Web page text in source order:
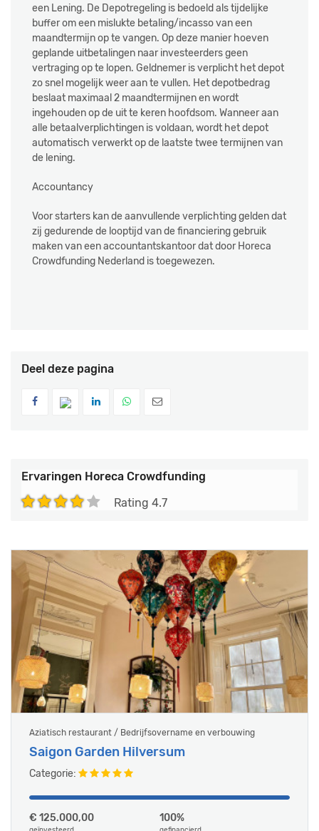
een Lening. De Depotregeling is bedoeld als tijdelijke
buffer om een mislukte betaling/incasso van een
maandtermijn op te vangen. Op deze manier hoeven
geplande uitbetalingen naar investeerders geen
vertraging op te lopen. Geldnemer is verplicht het depot
zo snel mogelijk weer aan te vullen. Het depotbedrag
beslaat maximaal 2 maandtermijnen en wordt
ingehouden op de uit te keren hoofdsom. Wanneer aan
alle betaalverplichtingen is voldaan, wordt het depot
automatisch verwerkt op de laatste twee termijnen van
de lening.
Accountancy
Voor starters kan de aanvullende verplichting gelden dat
zij gedurende de looptijd van de financiering gebruik
maken van een accountantskantoor dat door Horeca
Crowdfunding Nederland is toegewezen.
Deel deze pagina
Ervaringen Horeca Crowdfunding
Rating 4.7
Aziatisch restaurant / Bedrijfsovername en verbouwing
Saigon Garden Hilversum
Categorie:
€ 125.000,00 100%